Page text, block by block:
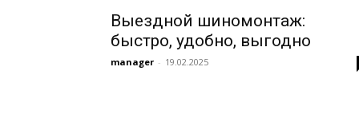
Выездной шиномонтаж:
быстро, удобно, выгодно
manager - 19.02.2025